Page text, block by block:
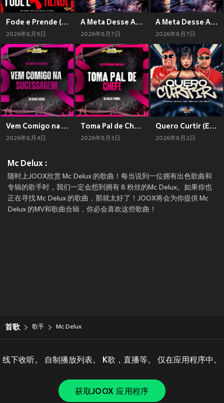
Fode e Prende (Explicit)
2026年8月9日
A Meta Desse Ano (Baile Funk RJ) (Explicit)
2026年8月7日
A Meta Desse Ano (Phonk) (Explicit)
2026年8月7日
Vem Comigo na Sucessagem (Explicit)
2026年8月4日
Toma Pal de Chefe (Explicit)
2026年8月3日
Quero Curtir (Explicit)
2026年8月2日
Mc Delux :
随时上JOOX欣赏 Mc Delux 的歌曲！每当说到一位拥有出色歌曲和
专辑的歌手时，我们一定会想到拥有 8 粉丝的Mc Delux。如果你也
正在寻找 Mc Delux 的歌曲，那就太好了！JOOX将会为你提供 Mc
Delux 的MV和歌曲合辑，你必会喜欢这些歌曲！
首歌 歌手 Mc Delux
线下收听。 自制播放列表。 K歌，直播等。 仅在应用程序中。
获取JOOX 应用程序